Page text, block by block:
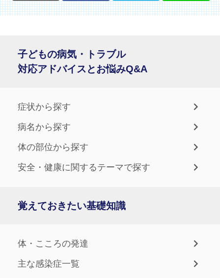
子どもの病気・トラブル
対応アドバイスとお悩みQ&A
症状から探す
病名から探す
体の部位から探す
安全・健康に関するテーマで探す
覚えておきたい基礎知識
体・こころの発達
主な感染症一覧